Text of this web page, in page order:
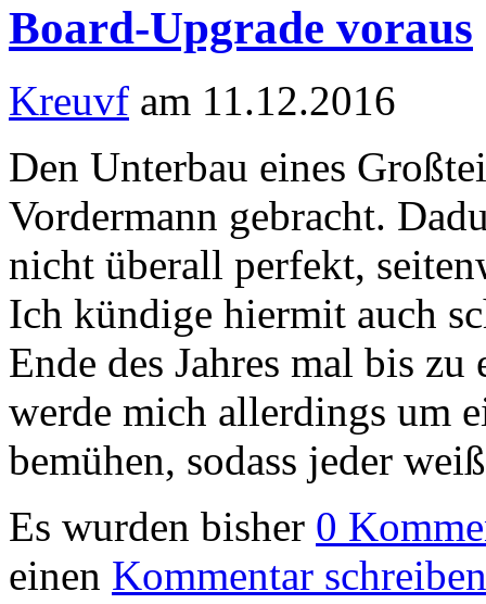
Board-Upgrade voraus
Kreuvf am 11.12.2016
Den Unterbau eines
Vordermann gebracht.
nicht überall perfekt,
Ich kündige hiermit auch
Ende des Jahres mal bis
werde mich allerdings um
bemühen, sodass jeder
Es wurden bisher 0
einen Kommentar schreiben